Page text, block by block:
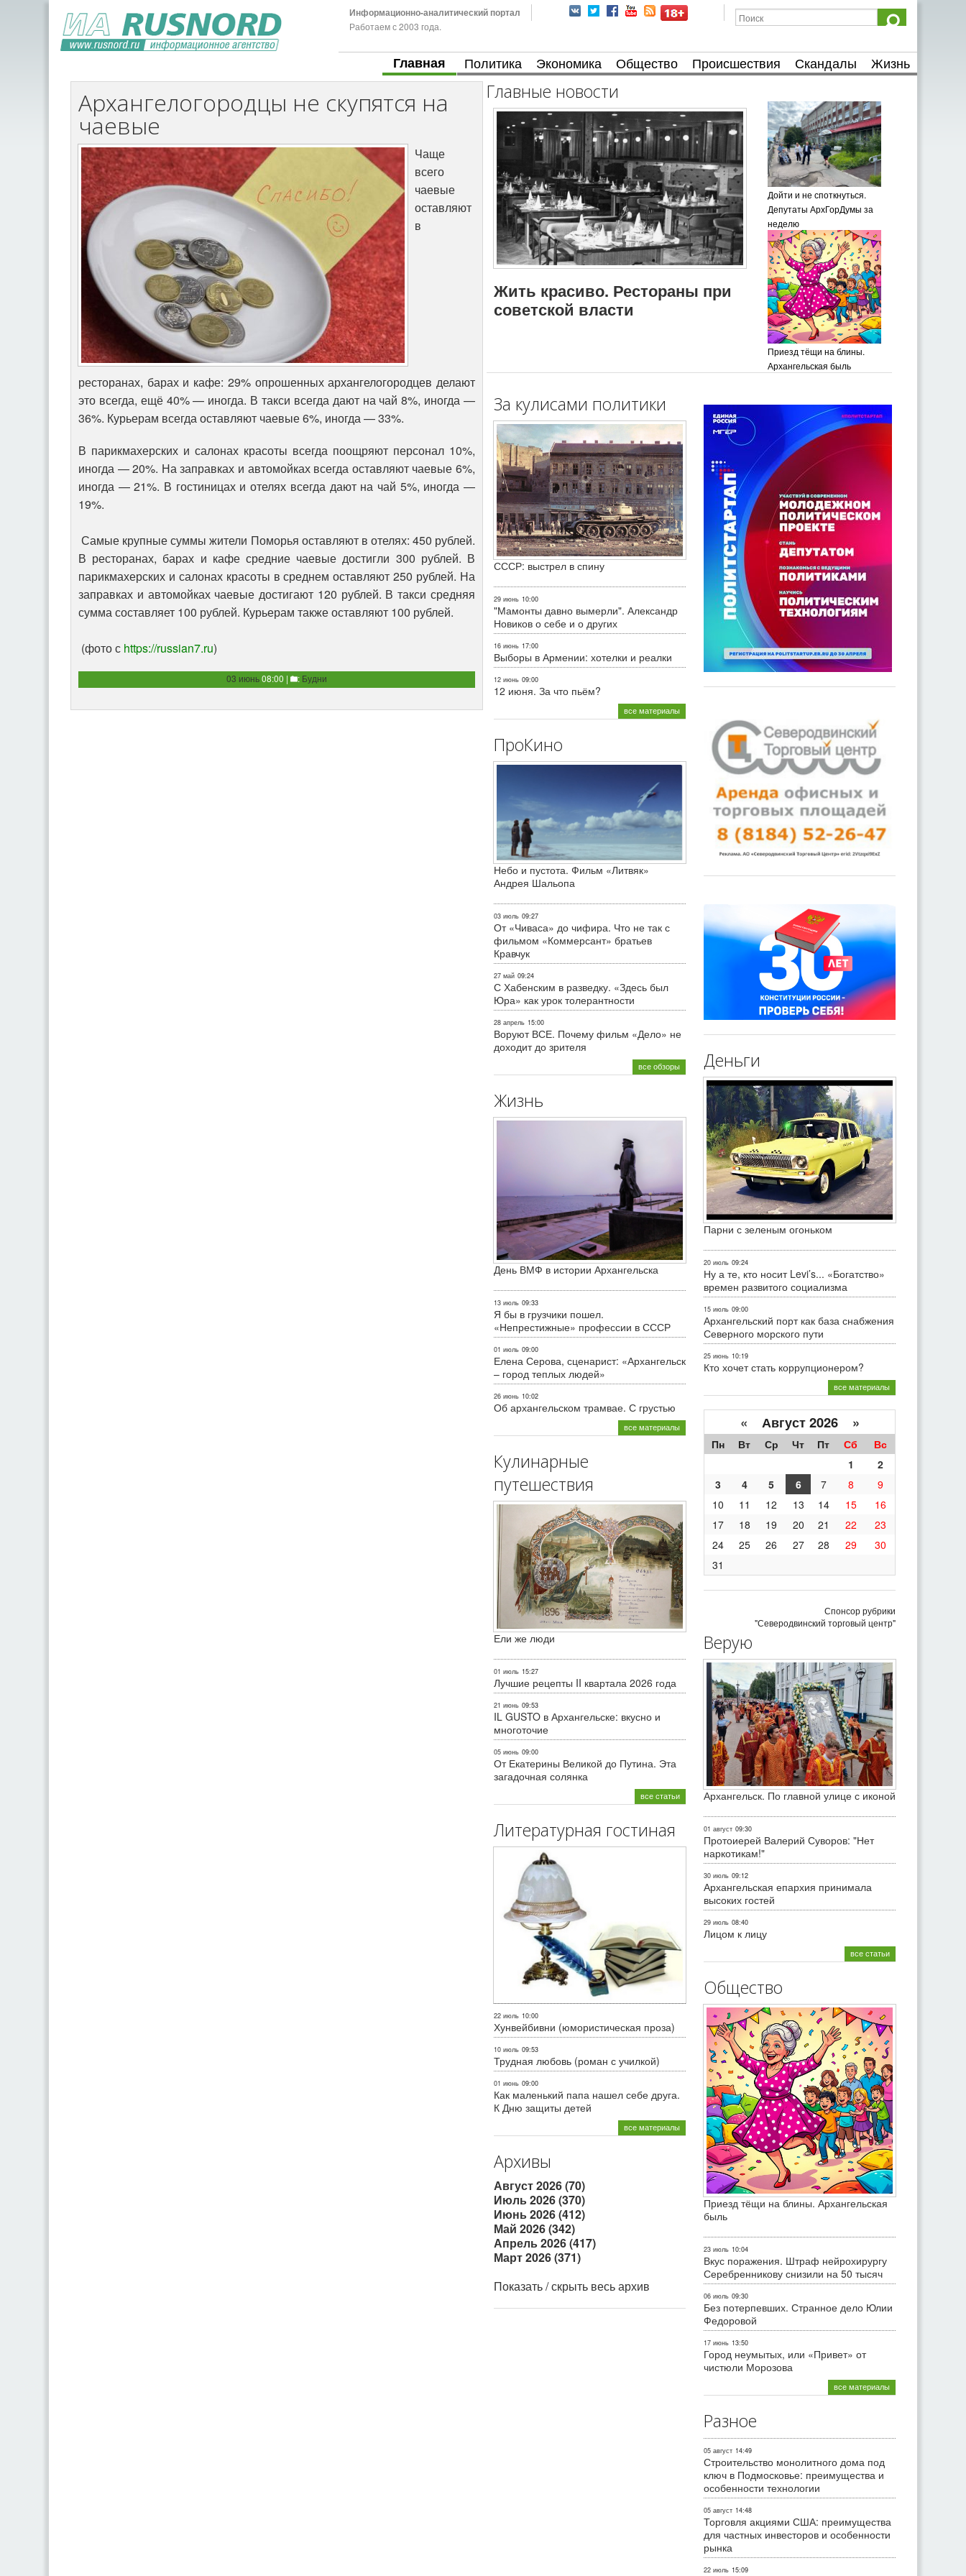
Информационно-аналитический портал
Работаем с 2003 года.
Главная Политика Экономика Общество Происшествия Скандалы Жизнь
Архангелогородцы не скупятся на
чаевые
Чаще
всего
чаевые
оставляют
в
ресторанах, барах и кафе: 29% опрошенных архангелогородцев делают
это всегда, ещё 40% — иногда. В такси всегда дают на чай 8%, иногда —
36%. Курьерам всегда оставляют чаевые 6%, иногда — 33%.
В парикмахерских и салонах красоты всегда поощряют персонал 10%,
иногда — 20%. На заправках и автомойках всегда оставляют чаевые 6%,
иногда — 21%. В гостиницах и отелях всегда дают на чай 5%, иногда —
19%.
Самые крупные суммы жители Поморья оставляют в отелях: 450 рублей.
В ресторанах, барах и кафе средние чаевые достигли 300 рублей. В
парикмахерских и салонах красоты в среднем оставляют 250 рублей. На
заправках и автомойках чаевые достигают 120 рублей. В такси средняя
сумма составляет 100 рублей. Курьерам также оставляют 100 рублей.
(фото с https://russian7.ru)
03 июнь08:00 | : Будни
Главные новости
Жить красиво. Рестораны при
советской власти
Дойти и не споткнуться.
Депутаты АрхГорДумы за
неделю
Приезд тёщи на блины.
Архангельская быль
За кулисами политики
СССР: выстрел в спину
29 июнь 10:00
"Мамонты давно вымерли". Александр
Новиков о себе и о других
16 июнь 17:00
Выборы в Армении: хотелки и реалки
12 июнь 09:00
12 июня. За что пьём?
все материалы
ПроКино
Небо и пустота. Фильм «Литвяк»
Андрея Шальопа
03 июль 09:27
От «Чиваса» до чифира. Что не так с
фильмом «Коммерсант» братьев
Кравчук
27 май 09:24
С Хабенским в разведку. «Здесь был
Юра» как урок толерантности
28 апрель 15:00
Воруют ВСЕ. Почему фильм «Дело» не
доходит до зрителя
все обзоры
Жизнь
День ВМФ в истории Архангельска
13 июль 09:33
Я бы в грузчики пошел.
«Непрестижные» профессии в СССР
01 июль 09:00
Елена Серова, сценарист: «Архангельск
– город теплых людей»
26 июнь 10:02
Об архангельском трамвае. С грустью
все материалы
Кулинарные
путешествия
Ели же люди
01 июль 15:27
Лучшие рецепты II квартала 2026 года
21 июнь 09:53
IL GUSTO в Архангельске: вкусно и
многоточие
05 июнь 09:00
От Екатерины Великой до Путина. Эта
загадочная солянка
все статьи
Литературная гостиная
22 июль 10:00
Хунвейбивни (юмористическая проза)
10 июль 09:53
Трудная любовь (роман с училкой)
01 июнь 09:00
Как маленький папа нашел себе друга.
К Дню защиты детей
все материалы
Архивы
Август 2026 (70)
Июль 2026 (370)
Июнь 2026 (412)
Май 2026 (342)
Апрель 2026 (417)
Март 2026 (371)
Показать / скрыть весь архив
Деньги
Парни с зеленым огоньком
20 июль 09:24
Ну а те, кто носит Levi’s... «Богатство»
времен развитого социализма
15 июль 09:00
Архангельский порт как база снабжения
Северного морского пути
25 июнь 10:19
Кто хочет стать коррупционером?
все материалы
« Август 2026 »
Пн Вт Ср Чт Пт Сб
Вс
1
2
3
4 5 6 7 8
9
10
11 12 13 14 15
16
17
18 19 20 21 22
23
24
25 26 27 28 29
30
31
Спонсор рубрики
"Северодвинский торговый центр"
Верую
Архангельск. По главной улице с иконой
01 август 09:30
Протоиерей Валерий Суворов: "Нет
наркотикам!"
30 июль 09:12
Архангельская епархия принимала
высоких гостей
29 июль 08:40
Лицом к лицу
все статьи
Общество
Приезд тёщи на блины. Архангельская
быль
23 июль 10:04
Вкус поражения. Штраф нейрохирургу
Серебренникову снизили на 50 тысяч
06 июль 09:30
Без потерпевших. Странное дело Юлии
Федоровой
17 июнь 13:50
Город неумытых, или «Привет» от
чистюли Морозова
все материалы
Разное
05 август 14:49
Строительство монолитного дома под
ключ в Подмосковье: преимущества и
особенности технологии
05 август 14:48
Торговля акциями США: преимущества
для частных инвесторов и особенности
рынка
22 июль 15:09